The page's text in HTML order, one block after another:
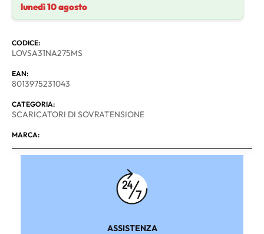
lunedì 10 agosto
CODICE:
LOVSA31NA275MS
EAN:
8013975231043
CATEGORIA:
SCARICATORI DI SOVRATENSIONE
MARCA:
ASSISTENZA